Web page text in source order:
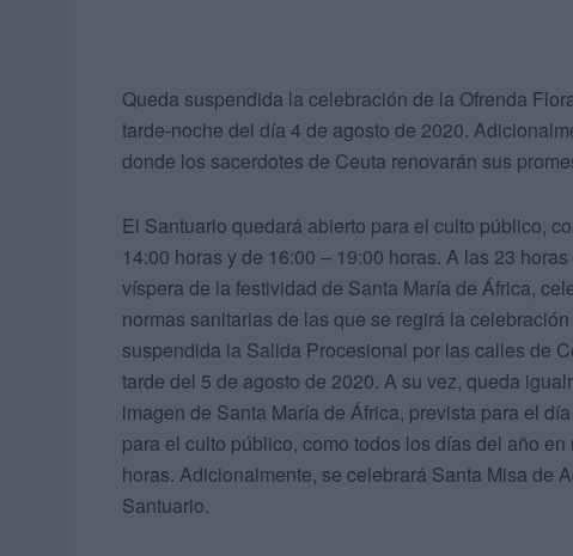
Queda suspendida la celebración de la Ofrenda
tarde-noche del día 4 de agosto de 2020.
donde los sacerdotes de Ceuta renovarán sus
El Santuario quedará abierto para el culto público,
14:00 horas y de 16:00 – 19:00 horas. A las 23
víspera de la festividad de Santa María de África,
normas sanitarias de las que se regirá la
suspendida la Salida Procesional por las calles de
tarde del 5 de agosto de 2020. A su vez, queda
imagen de Santa María de África, prevista para el
para el culto público, como todos los días del año
horas. Adicionalmente, se celebrará Santa Misa de
Santuario.